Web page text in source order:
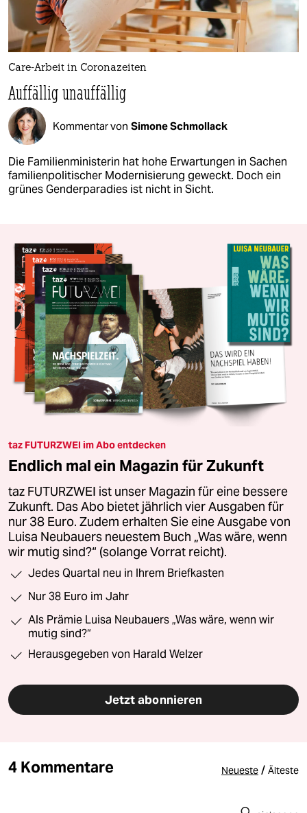
Care-Arbeit in Coronazeiten
Auffällig unauffällig
Kommentar von Simone Schmollack
Die Familienministerin hat hohe Erwartungen in Sachen
familienpolitischer Modernisierung geweckt. Doch ein
grünes Genderparadies ist nicht in Sicht.
taz FUTURZWEI im Abo entdecken
Endlich mal ein Magazin für Zukunft
taz FUTURZWEI ist unser Magazin für eine bessere
Zukunft. Das Abo bietet jährlich vier Ausgaben für
nur 38 Euro. Zudem erhalten Sie eine Ausgabe von
Luisa Neubauers neuestem Buch „Was wäre, wenn
wir mutig sind?“ (solange Vorrat reicht).
Jedes Quartal neu in Ihrem Briefkasten
Nur 38 Euro im Jahr
Als Prämie Luisa Neubauers „Was wäre, wenn wir
mutig sind?“
Herausgegeben von Harald Welzer
Jetzt abonnieren
4 Kommentare Neueste / Älteste